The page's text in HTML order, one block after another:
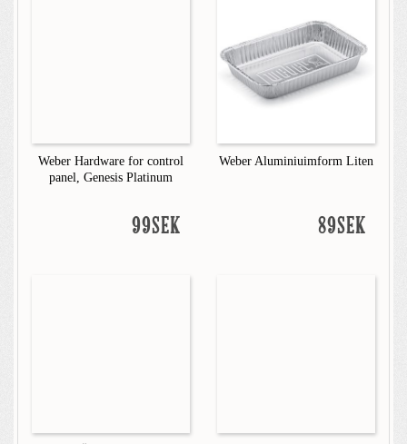
Weber Hardware for control
panel, Genesis Platinum
99SEK
Weber Aluminiuimform Liten
89SEK